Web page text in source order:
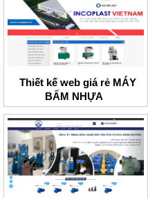
Thiết kế web giá rẻ MÁY
BẤM NHỰA